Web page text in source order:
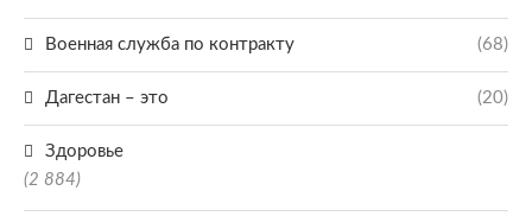
Военная служба по контракту (68)
Дагестан – это (20)
Здоровье
(2 884)